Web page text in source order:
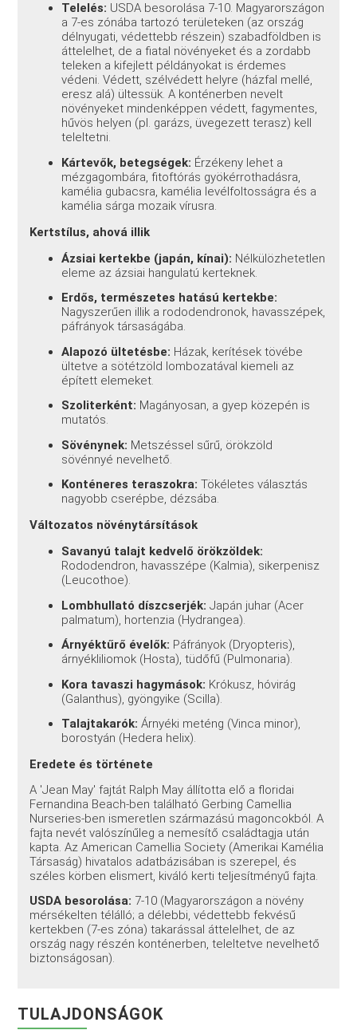
Telelés: USDA besorolása 7-10. Magyarországon
a 7-es zónába tartozó területeken (az ország
délnyugati, védettebb részein) szabadföldben is
áttelelhet, de a fiatal növényeket és a zordabb
teleken a kifejlett példányokat is érdemes
védeni. Védett, szélvédett helyre (házfal mellé,
eresz alá) ültessük. A konténerben nevelt
növényeket mindenképpen védett, fagymentes,
hűvös helyen (pl. garázs, üvegezett terasz) kell
teleltetni.
Kártevők, betegségek: Érzékeny lehet a
mézgagombára, fitoftórás gyökérrothadásra,
kamélia gubacsra, kamélia levélfoltosságra és a
kamélia sárga mozaik vírusra.
Kertstílus, ahová illik
Ázsiai kertekbe (japán, kínai): Nélkülözhetetlen
eleme az ázsiai hangulatú kerteknek.
Erdős, természetes hatású kertekbe:
Nagyszerűen illik a rododendronok, havasszépek,
páfrányok társaságába.
Alapozó ültetésbe: Házak, kerítések tövébe
ültetve a sötétzöld lombozatával kiemeli az
épített elemeket.
Szoliterként: Magányosan, a gyep közepén is
mutatós.
Sövénynek: Metszéssel sűrű, örökzöld
sövénnyé nevelhető.
Konténeres teraszokra: Tökéletes választás
nagyobb cserépbe, dézsába.
Változatos növénytársítások
Savanyú talajt kedvelő örökzöldek:
Rododendron, havasszépe (Kalmia), sikerpenisz
(Leucothoe).
Lombhullató díszcserjék: Japán juhar (Acer
palmatum), hortenzia (Hydrangea).
Árnyéktűrő évelők: Páfrányok (Dryopteris),
árnyékliliomok (Hosta), tüdőfű (Pulmonaria).
Kora tavaszi hagymások: Krókusz, hóvirág
(Galanthus), gyöngyike (Scilla).
Talajtakarók: Árnyéki meténg (Vinca minor),
borostyán (Hedera helix).
Eredete és története
A 'Jean May' fajtát Ralph May állította elő a floridai
Fernandina Beach-ben található Gerbing Camellia
Nurseries-ben ismeretlen származású magoncokból. A
fajta nevét valószínűleg a nemesítő családtagja után
kapta. Az American Camellia Society (Amerikai Kamélia
Társaság) hivatalos adatbázisában is szerepel, és
széles körben elismert, kiváló kerti teljesítményű fajta.
USDA besorolása: 7-10 (Magyarországon a növény
mérsékelten télálló; a délebbi, védettebb fekvésű
kertekben (7-es zóna) takarással áttelelhet, de az
ország nagy részén konténerben, teleltetve nevelhető
biztonságosan).
TULAJDONSÁGOK